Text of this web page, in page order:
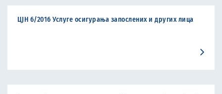
ЦЈН 6/2016 Услуге осигурања запослених и других лица